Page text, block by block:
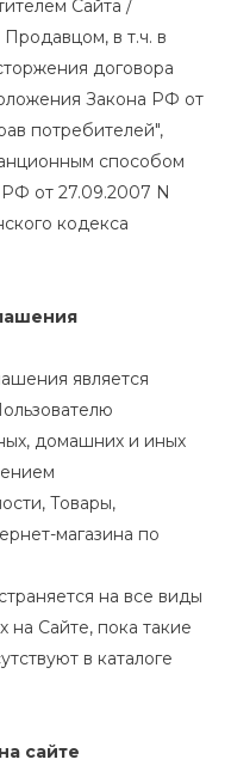
Сайта /
в т.ч. в
договора
Закона РФ от
потребителей",
способом
от 27.09.2007 N
кодекса
является
домашних и иных
Товары,
магазина по
на все виды
на Сайте, пока такие
в каталоге
сайте